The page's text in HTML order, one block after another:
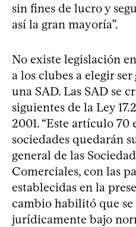
sin fines de lucro y
así la gran mayoría”.
No existe legislación
a los clubes a elegir
una SAD. Las SAD se
siguientes de la Ley
2001. “Este artículo 70
sociedades quedarán
general de las
Comerciales, con las
establecidas en la
cambio habilitó que
jurídicamente bajo